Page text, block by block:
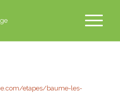
etapes/baume-les-